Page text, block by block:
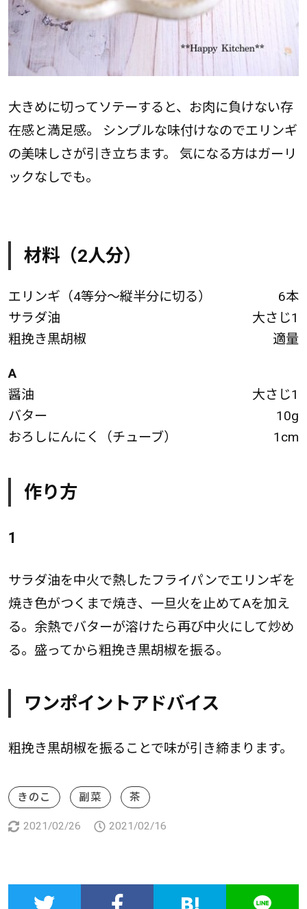
大きめに切ってソテーすると、お肉に負けない存
在感と満足感。 シンプルな味付けなのでエリンギ
の美味しさが引き立ちます。 気になる方はガーリ
ックなしでも。
材料（2人分）
エリンギ（4等分～縦半分に切る）
6本
サラダ油
大さじ1
粗挽き黒胡椒
適量
A
醤油
大さじ1
バター
10g
おろしにんにく（チューブ）
1cm
作り方
1
サラダ油を中火で熱したフライパンでエリンギを
焼き色がつくまで焼き、一旦火を止めてAを加え
る。余熱でバターが溶けたら再び中火にして炒め
る。盛ってから粗挽き黒胡椒を振る。
ワンポイントアドバイス
粗挽き黒胡椒を振ることで味が引き締まります。
きのこ 副菜 茶
2021/02/26 2021/02/16